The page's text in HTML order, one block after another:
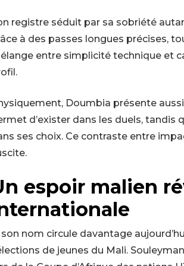
registre séduit par sa sobriété
à des passes longues précises,
entre simplicité technique et
Doumbia présente
d’exister dans les duels, tandis
ses choix. Ce contraste entre
espoir malien
son nom circule davantage
de jeunes du Mali.